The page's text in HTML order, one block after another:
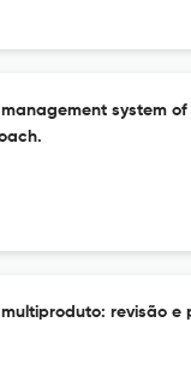
system
revisão e